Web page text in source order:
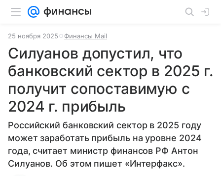
25 ноября 2025 Финансы Mail
Силуанов допустил, что
банковский сектор в 2025 г.
получит сопоставимую с
2024 г. прибыль
Российский банковский сектор в 2025 году
может заработать прибыль на уровне 2024
года, считает министр финансов РФ Антон
Силуанов. Об этом пишет «Интерфакс».